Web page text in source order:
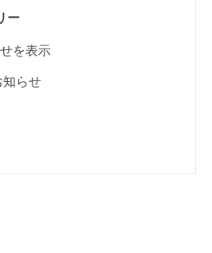
ー
を表示
知らせ